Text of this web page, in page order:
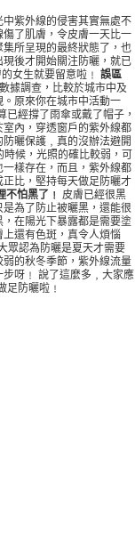
紫外線的侵害其實無處不
了肌膚，令皮膚一天比一
所呈現的最終狀態了，也
後才開始關注防曬，就已
女生就要留意啦﹗ 誤區
據調查，比較於城市中及
原來你在城市中活動一
已經撐了雨傘或戴了帽子，
內，穿透窗戶的紫外線都
曬保護﹐真的沒辦法避開
時候，光照的確比較弱，可
樣存在，而且，紫外線都
比，堅持每天做足防曬才
怕黑了﹗
皮膚已經很黑
為了防止被曬黑，還能很
在陽光下暴露都是需要塗
還有色斑，真令人煩惱
眾認為防曬是夏天才需要
的秋冬季節，紫外線流量
呀﹗ 說了這麼多﹐大家應
足防曬啦﹗